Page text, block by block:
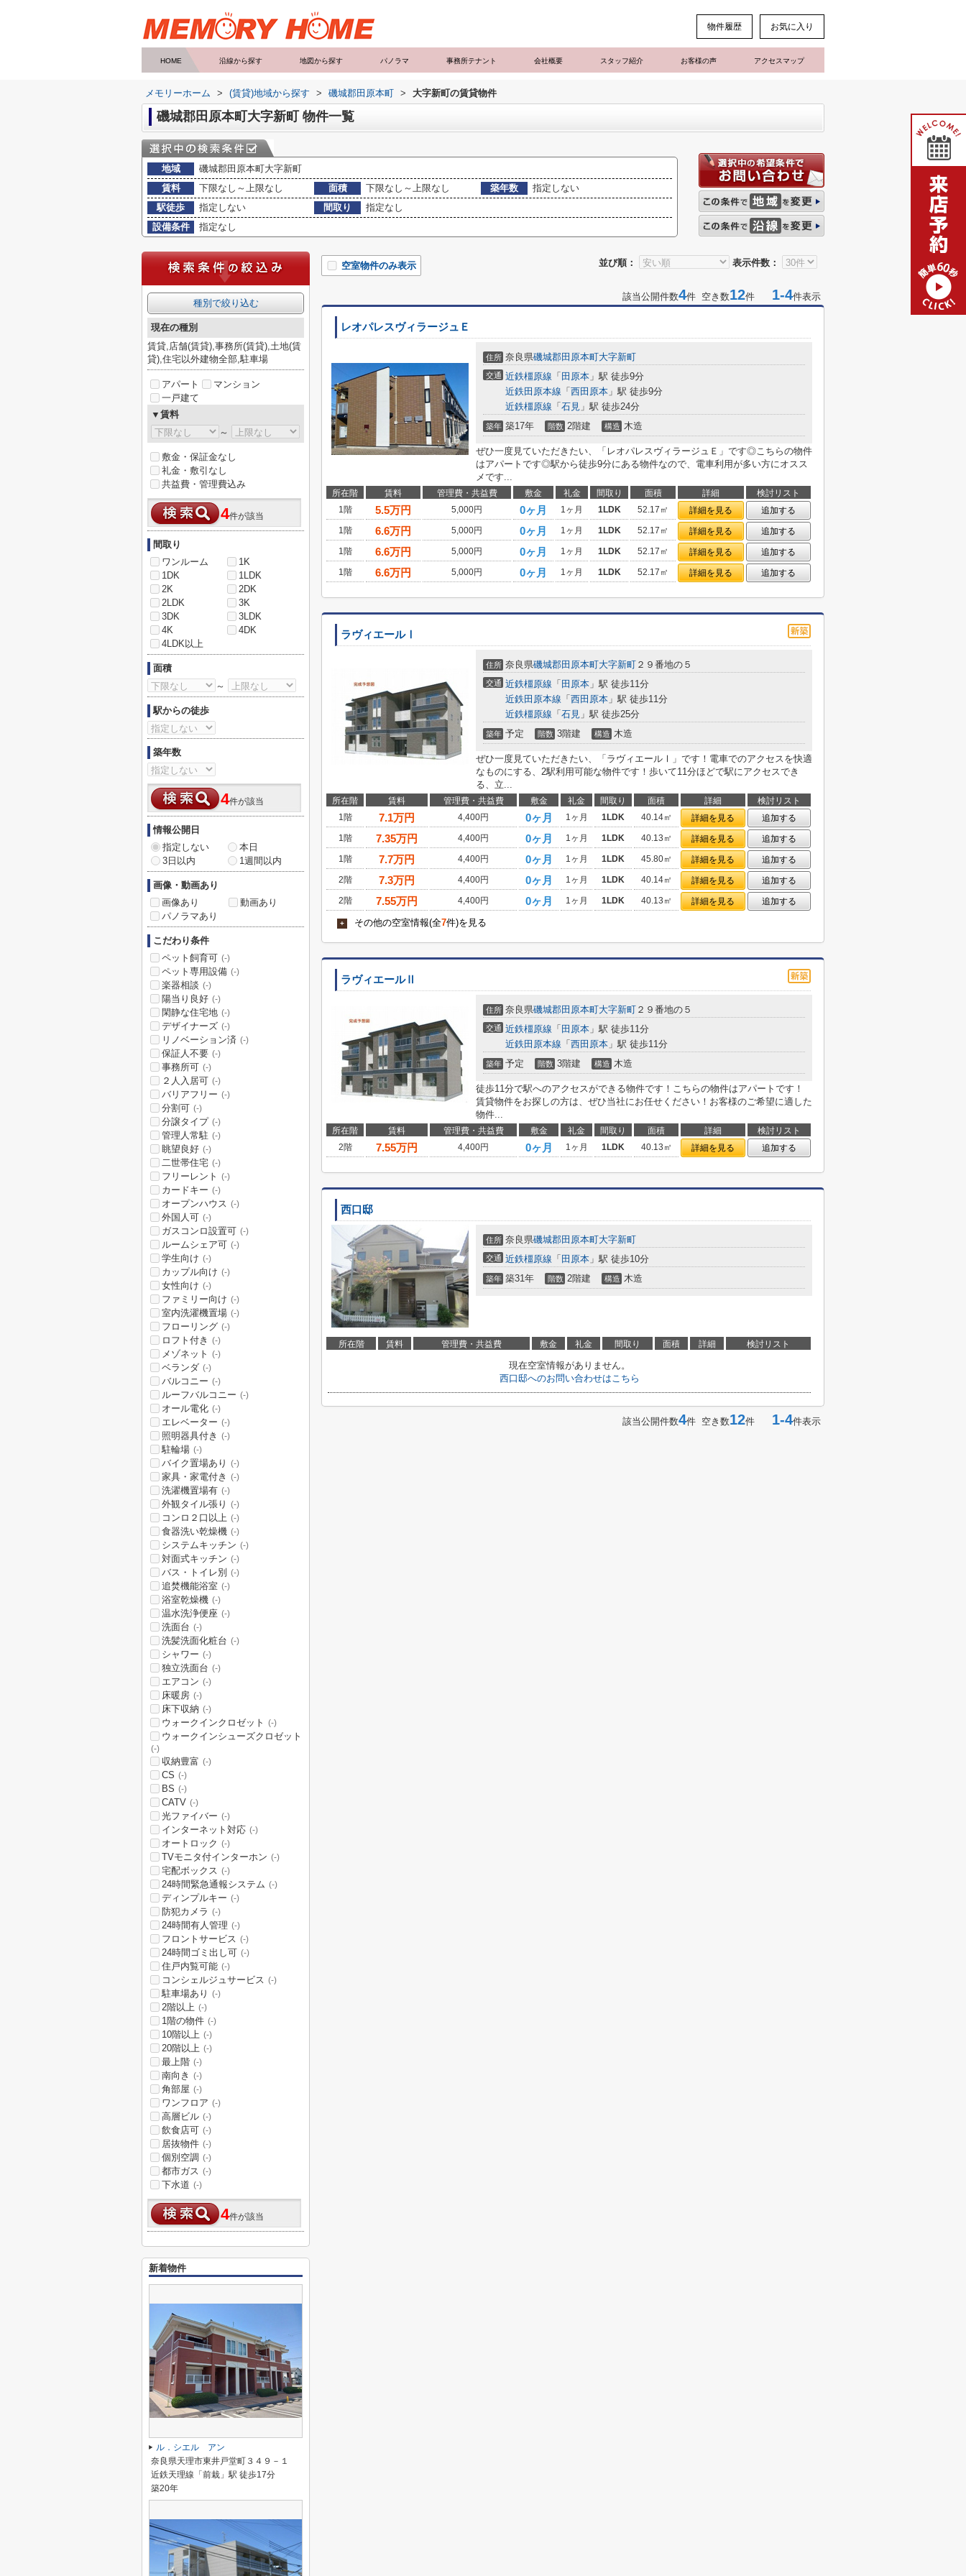
物件履歴 お気に入り
HOME 沿線から探す 地図から探す パノラマ 事務所テナント 会社概要 スタッフ紹介 お客様の声 アクセスマップ
メモリーホーム > (賃貸)地域から探す > 磯城郡田原本町 > 大字新町の賃貸物件
磯城郡田原本町大字新町 物件一覧
地域
磯城郡田原本町大字新町
賃料
下限なし～上限なし 面積 下限なし～上限なし 築年数
指定しない
駅徒歩
指定しない 間取り
指定なし
設備条件
指定なし
並び順： 表示件数：
空室物件のみ表示
該当公開件数4件 空き数12件 1-4件表示
レオパレスヴィラージュＥ
住所 奈良県磯城郡田原本町大字新町
交通 近鉄橿原線 「 田原本 」駅 徒歩9分
近鉄田原本線 「 西田原本 」駅 徒歩9分
近鉄橿原線 「 石見 」駅 徒歩24分
築年 築17年 階数 2階建 構造 木造
ぜひ一度見ていただきたい、「レオパレスヴィラージュＥ」です◎こちらの物件
はアパートです◎駅から徒歩9分にある物件なので、電車利用が多い方にオスス
メです...
所在階 賃料 管理費・共益費 敷金 礼金 間取り 面積 詳細
検討リスト
1階
5.5万円 5,000円 0ヶ月 1ヶ月 1LDK 52.17㎡ 詳細を見る
追加する
1階
6.6万円 5,000円 0ヶ月 1ヶ月 1LDK 52.17㎡ 詳細を見る
追加する
1階
6.6万円 5,000円 0ヶ月 1ヶ月 1LDK 52.17㎡ 詳細を見る
追加する
1階
6.6万円 5,000円 0ヶ月 1ヶ月 1LDK 52.17㎡ 詳細を見る 追加する
ラヴィエールⅠ
住所 奈良県磯城郡田原本町大字新町 ２９番地の５
交通 近鉄橿原線 「 田原本 」駅 徒歩11分
近鉄田原本線 「 西田原本 」駅 徒歩11分
近鉄橿原線 「 石見 」駅 徒歩25分
築年 予定 階数 3階建 構造 木造
ぜひ一度見ていただきたい、「ラヴィエールⅠ」です！電車でのアクセスを快適
なものにする、2駅利用可能な物件です！歩いて11分ほどで駅にアクセスでき
る、立...
所在階 賃料 管理費・共益費 敷金 礼金 間取り 面積 詳細
検討リスト
1階
7.1万円 4,400円 0ヶ月 1ヶ月 1LDK 40.14㎡ 詳細を見る
追加する
1階
7.35万円 4,400円 0ヶ月 1ヶ月 1LDK 40.13㎡ 詳細を見る
追加する
1階
7.7万円 4,400円 0ヶ月 1ヶ月 1LDK 45.80㎡ 詳細を見る
追加する
2階
7.3万円 4,400円 0ヶ月 1ヶ月 1LDK 40.14㎡ 詳細を見る
追加する
2階
7.55万円 4,400円 0ヶ月 1ヶ月 1LDK 40.13㎡ 詳細を見る 追加する
+ その他の空室情報(全7件)を見る
ラヴィエールⅡ
住所 奈良県磯城郡田原本町大字新町 ２９番地の５
交通 近鉄橿原線 「 田原本 」駅 徒歩11分
近鉄田原本線 「 西田原本 」駅 徒歩11分
築年 予定 階数 3階建 構造 木造
徒歩11分で駅へのアクセスができる物件です！こちらの物件はアパートです！
賃貸物件をお探しの方は、ぜひ当社にお任せください！お客様のご希望に適した
物件...
所在階 賃料 管理費・共益費 敷金 礼金 間取り 面積 詳細
検討リスト
2階
7.55万円 4,400円 0ヶ月 1ヶ月 1LDK 40.13㎡ 詳細を見る 追加する
西口邸
住所 奈良県磯城郡田原本町大字新町
交通 近鉄橿原線 「 田原本 」駅 徒歩10分
築年 築31年 階数 2階建 構造 木造
所在階 賃料 管理費・共益費 敷金 礼金 間取り 面積 詳細 検討リスト
現在空室情報がありません。
西口邸へのお問い合わせはこちら
該当公開件数4件 空き数12件 1-4件表示
種別で絞り込む
現在の種別
賃貸,店舗(賃貸),事務所(賃貸),土地(賃
貸),住宅以外建物全部,駐車場
アパート
マンション
一戸建て
▼賃料
～
敷金・保証金なし
礼金・敷引なし
共益費・管理費込み
4件が該当
間取り
ワンルーム
1K
1DK
1LDK
2K
2DK
2LDK
3K
3DK
3LDK
4K
4DK
4LDK以上
面積
～
駅からの徒歩
築年数
4件が該当
情報公開日
指定しない
本日
3日以内
1週間以内
画像・動画あり
画像あり
動画あり
パノラマあり
こだわり条件
ペット飼育可 (-)
ペット専用設備 (-)
楽器相談 (-)
陽当り良好 (-)
閑静な住宅地 (-)
デザイナーズ (-)
リノベーション済 (-)
保証人不要 (-)
事務所可 (-)
２人入居可 (-)
バリアフリー (-)
分割可 (-)
分譲タイプ (-)
管理人常駐 (-)
眺望良好 (-)
二世帯住宅 (-)
フリーレント (-)
カードキー (-)
オープンハウス (-)
外国人可 (-)
ガスコンロ設置可 (-)
ルームシェア可 (-)
学生向け (-)
カップル向け (-)
女性向け (-)
ファミリー向け (-)
室内洗濯機置場 (-)
フローリング (-)
ロフト付き (-)
メゾネット (-)
ベランダ (-)
バルコニー (-)
ルーフバルコニー (-)
オール電化 (-)
エレベーター (-)
照明器具付き (-)
駐輪場 (-)
バイク置場あり (-)
家具・家電付き (-)
洗濯機置場有 (-)
外観タイル張り (-)
コンロ２口以上 (-)
食器洗い乾燥機 (-)
システムキッチン (-)
対面式キッチン (-)
バス・トイレ別 (-)
追焚機能浴室 (-)
浴室乾燥機 (-)
温水洗浄便座 (-)
洗面台 (-)
洗髪洗面化粧台 (-)
シャワー (-)
独立洗面台 (-)
エアコン (-)
床暖房 (-)
床下収納 (-)
ウォークインクロゼット (-)
ウォークインシューズクロゼット
(-)
収納豊富 (-)
CS (-)
BS (-)
CATV (-)
光ファイバー (-)
インターネット対応 (-)
オートロック (-)
TVモニタ付インターホン (-)
宅配ボックス (-)
24時間緊急通報システム (-)
ディンプルキー (-)
防犯カメラ (-)
24時間有人管理 (-)
フロントサービス (-)
24時間ゴミ出し可 (-)
住戸内覧可能 (-)
コンシェルジュサービス (-)
駐車場あり (-)
2階以上 (-)
1階の物件 (-)
10階以上 (-)
20階以上 (-)
最上階 (-)
南向き (-)
角部屋 (-)
ワンフロア (-)
高層ビル (-)
飲食店可 (-)
居抜物件 (-)
個別空調 (-)
都市ガス (-)
下水道 (-)
4件が該当
新着物件
ル．シエル アン
奈良県天理市東井戸堂町３４９－１
近鉄天理線「前栽」駅 徒歩17分
築20年